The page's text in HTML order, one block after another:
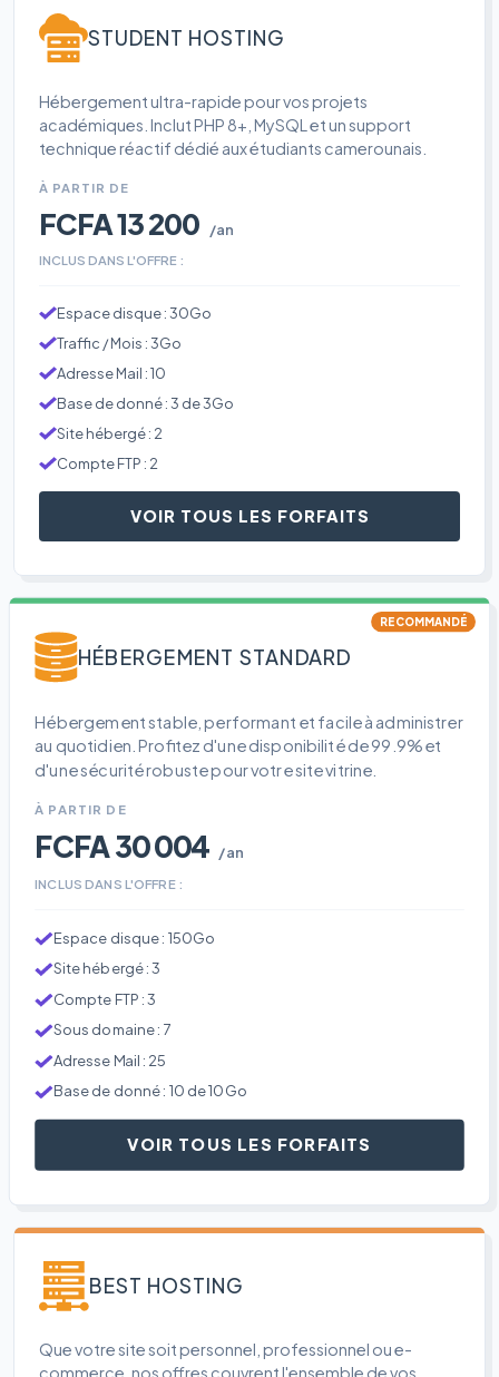
STUDENT HOSTING
Hébergement ultra-rapide pour vos projets
académiques. Inclut PHP 8+, MySQL et un support
technique réactif dédié aux étudiants camerounais.
À PARTIR DE
FCFA 13 200 /an
INCLUS DANS L'OFFRE :
Espace disque : 30Go
Traffic / Mois : 3Go
Adresse Mail : 10
Base de donné : 3 de 3Go
Site hébergé : 2
Compte FTP : 2
VOIR TOUS LES FORFAITS
RECOMMANDÉ
HÉBERGEMENT STANDARD
Hébergement stable, performant et facile à administrer
au quotidien. Profitez d'une disponibilité de 99.9% et
d'une sécurité robuste pour votre site vitrine.
À PARTIR DE
FCFA 30 004 /an
INCLUS DANS L'OFFRE :
Espace disque : 150Go
Site hébergé : 3
Compte FTP : 3
Sous domaine : 7
Adresse Mail : 25
Base de donné : 10 de 10Go
VOIR TOUS LES FORFAITS
BEST HOSTING
Que votre site soit personnel, professionnel ou e-
commerce, nos offres couvrent l'ensemble de vos